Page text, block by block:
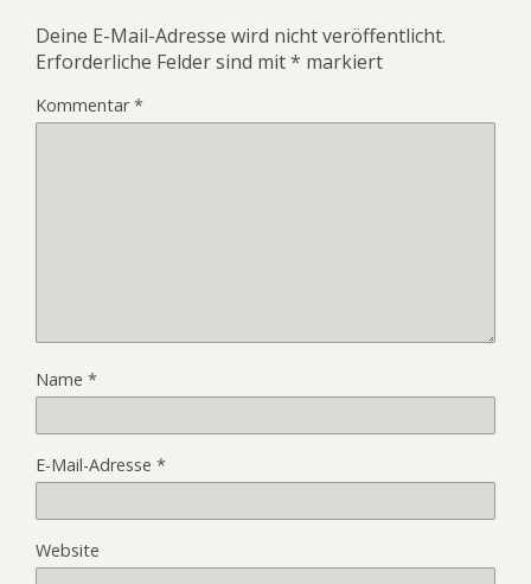
Deine E-Mail-Adresse wird nicht veröffentlicht.
Erforderliche Felder sind mit* markiert
Kommentar*
Name *
E-Mail-Adresse *
Website